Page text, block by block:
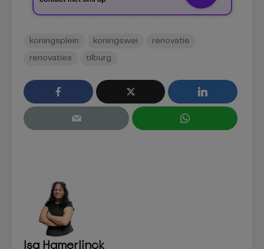
koningsplein koningswei renovatie
renovaties tilburg
Isa Hamerlinck